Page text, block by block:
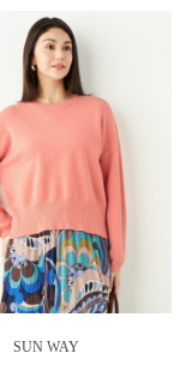
SUN WAY